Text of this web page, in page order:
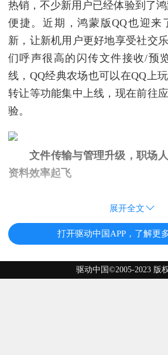
热销，不少新用户已经体验到了
便捷。近期，鸿蒙版QQ也迎来
新，让新机用户更好地享受社交
们呼声很高的闪传文件接收/预
线，QQ经典农场也可以在QQ上
转让等功能集中上线，现在前往
验。
文件传输与管理升级，职场
资料效率起飞
展开全文
打开驱动中国APP，了解更
驱动中国©2005-2023 版